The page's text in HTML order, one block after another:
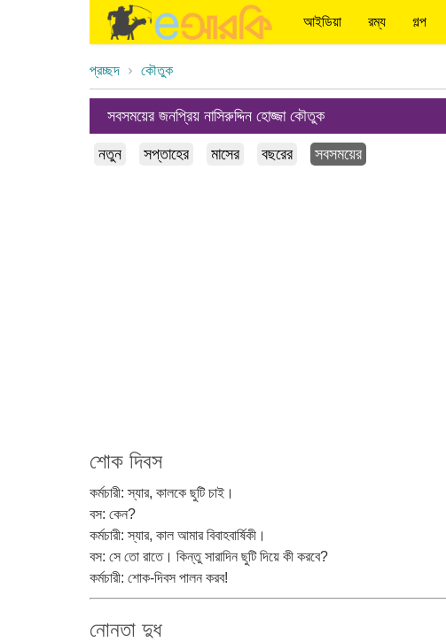
আইডিয়া রম্য গল্প
প্রচ্ছদ কৌতুক
সবসময়ের জনপ্রিয় নাসিরুদ্দিন হোজ্জা কৌতুক
নতুন সপ্তাহের মাসের বছরের সবসময়ের
শোক দিবস
কর্মচারী: স্যার, কালকে ছুটি চাই।
বস: কেন?
কর্মচারী: স্যার, কাল আমার বিবাহবার্ষিকী।
বস: সে তো রাতে। কিন্তু সারাদিন ছুটি দিয়ে কী করবে?
কর্মচারী: শোক-দিবস পালন করব!
নোনতা দুধ